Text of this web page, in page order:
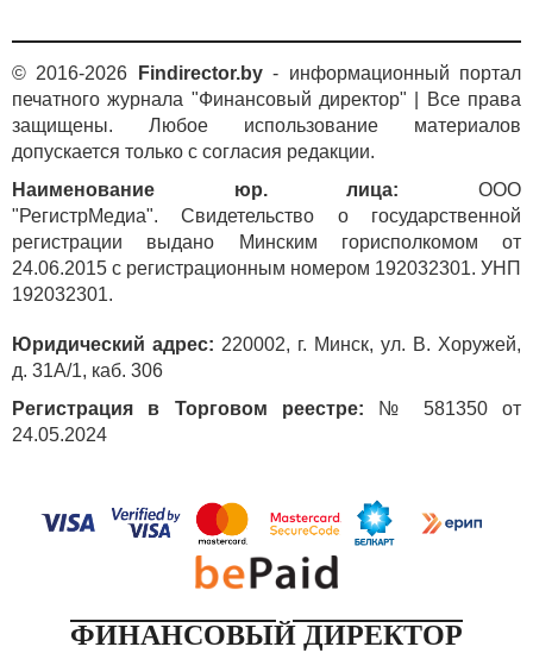
© 2016-2026 Findirector.by- информационный портал
печатного журнала "Финансовый директор" | Все права
защищены. Любое использование материалов
допускается только с согласия редакции.
Наименование юр. лица: ООО
"РегистрМедиа". Свидетельство о государственной
регистрации выдано Минским горисполкомом от
24.06.2015 с регистрационным номером 192032301. УНП
192032301.
Юридический адрес: 220002, г. Минск, ул. В. Хоружей,
д. 31А/1, каб. 306
Регистрация в Торговом реестре: № 581350 от
24.05.2024
ФИНАНСОВЫЙ ДИРЕКТОР